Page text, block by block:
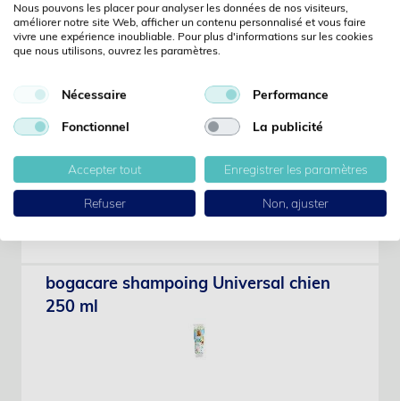
bogacare shampoing Soft + Sensitive
N°: 38043
Agrobiothers Laboratories
Le prix s’affiche uniquement lorsque vous êtes connecté
bogacare shampoing Universal chien
250 ml
Nous pouvons les placer pour analyser les données de nos visiteurs,
améliorer notre site Web, afficher un contenu personnalisé et vous faire
vivre une expérience inoubliable. Pour plus d'informations sur les cookies
que nous utilisons, ouvrez les paramètres.
Nécessaire Performance
Fonctionnel La publicité
Accepter tout Enregistrer les paramètres
Refuser Non, ajuster